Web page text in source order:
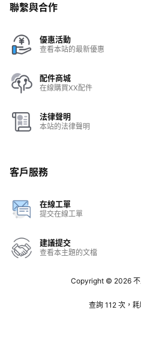
聯繫與合作
優惠活動
查看本站的最新優惠
配件商城
在線購買XX配件
法律聲明
本站的法律聲明
客戶服務
在線工單
提交在線工單
建議提交
查看本主題的文檔
Copyright © 2026
查詢 112 次，